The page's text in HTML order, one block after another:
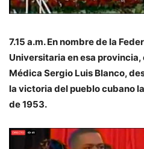
7.15 a.m. En nombre de la
Universitaria en esa
Médica Sergio Luis Blanco,
la victoria del pueblo cubano
de 1953.